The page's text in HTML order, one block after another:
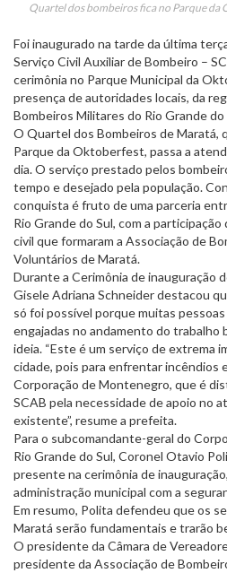
Quartel dos bombeiros fica no Parque
Foi inaugurado na tarde da última
Serviço Civil Auxiliar de Bombeiro –
cerimônia no Parque Municipal da
presença de autoridades locais, da
Bombeiros Militares do Rio Grande do
O Quartel dos Bombeiros de Maratá,
Parque da Oktoberfest, passa a
dia. O serviço prestado pelos
tempo e desejado pela população.
conquista é fruto de uma parceria
Rio Grande do Sul, com a
civil que formaram a Associação de
Voluntários de Maratá.
Durante a Cerimônia de inauguração
Gisele Adriana Schneider destacou
só foi possível porque muitas
engajadas no andamento do trabalho
ideia. “Este é um serviço de extrema
cidade, pois para enfrentar incêndios
Corporação de Montenegro, que é
SCAB pela necessidade de apoio no
existente”, resume a prefeita.
Para o subcomandante-geral do
Rio Grande do Sul, Coronel Otavio
presente na cerimônia de
administração municipal com a
Em resumo, Polita defendeu que os
Maratá serão fundamentais e trarão
O presidente da Câmara de
presidente da Associação de